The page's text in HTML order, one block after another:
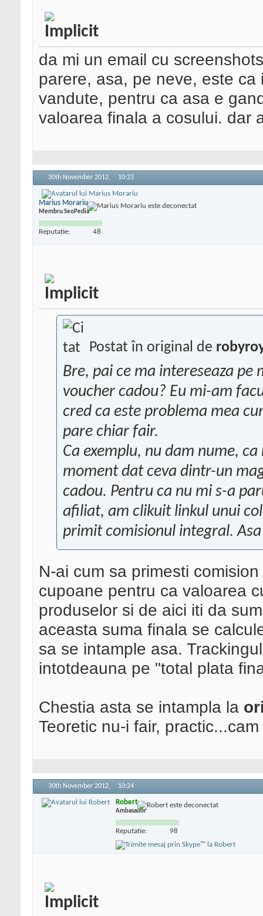
da mi un email cu
parere, asa, pe neve, este
vandute, pentru ca asa e
valoarea finala a cosului. dar
30th November 2012, 10:23
Marius Morariu
Membru SeoPedia
Reputatie: 48
Postat în original de
Bre, pai ce ma intereseaza
voucher cadou? Eu mi-am
cred ca este problema mea
pare chiar fair.
Ca exemplu, nu dam nume,
moment dat ceva dintr-un
cadou. Pentru ca nu mi s-a
afiliat, am clikuit linkul unui
primit comisionul integral.
N-ai cum sa primesti
cupoane pentru ca valoarea
produselor si de aici iti da
aceasta suma finala se
sa se intample asa.
intotdeauna pe "total plata
Chestia asta se intampla la
Teoretic nu-i fair,
30th November 2012, 10:24
Robert
Ambasador
Reputatie: 98